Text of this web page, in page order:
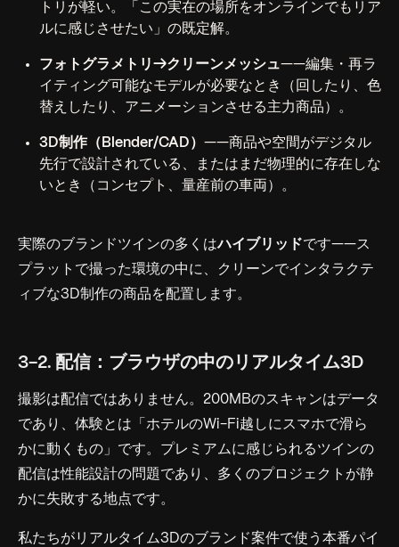
トリが軽い。「この実在の場所をオンラインでもリア
ルに感じさせたい」の既定解。
フォトグラメトリ→クリーンメッシュ——編集・再ラ
イティング可能なモデルが必要なとき（回したり、色
替えしたり、アニメーションさせる主力商品）。
3D制作（Blender/CAD） ——商品や空間がデジタル
先行で設計されている、またはまだ物理的に存在しな
いとき（コンセプト、量産前の車両）。
実際のブランドツインの多くはハイブリッド です——ス
プラットで撮った環境の中に、クリーンでインタラクテ
ィブな3D制作の商品を配置します。
3-2. 配信：ブラウザの中のリアルタイム3D
撮影は配信ではありません。200MBのスキャンはデータ
であり、体験とは「ホテルのWi-Fi越しにスマホで滑ら
かに動くもの」です。プレミアムに感じられる ツインの
配信は性能設計の問題であり、多くのプロジェクトが静
かに失敗する地点です。
私たちがリアルタイム3Dのブランド案件で使う本番パイ